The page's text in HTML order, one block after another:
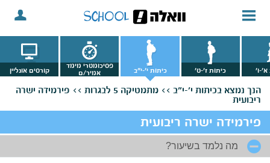
א'-ו' כיתות ז'-ט' כיתות י'-י"ב
פסיכומטרי מימד
אמיר/ם
קורסים אונליין
הנך נמצא בכיתות י'-י"ב >> מתמטיקה 5 לבגרות >>
פירמידה ישרה
ריבועית
פירמידה ישרה ריבועית
מה נלמד בשיעור?